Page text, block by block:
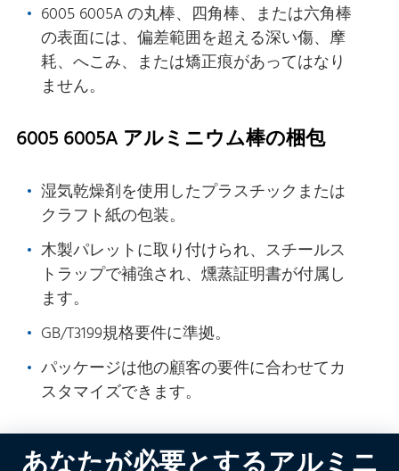
6005 6005A の丸棒、四角棒、または六角棒
の表面には、偏差範囲を超える深い傷、摩
耗、へこみ、または矯正痕があってはなり
ません。
6005 6005A アルミニウム棒の梱包
湿気乾燥剤を使用したプラスチックまたは
クラフト紙の包装。
木製パレットに取り付けられ、スチールス
トラップで補強され、燻蒸証明書が付属し
ます。
GB/T3199規格要件に準拠。
パッケージは他の顧客の要件に合わせてカ
スタマイズできます。